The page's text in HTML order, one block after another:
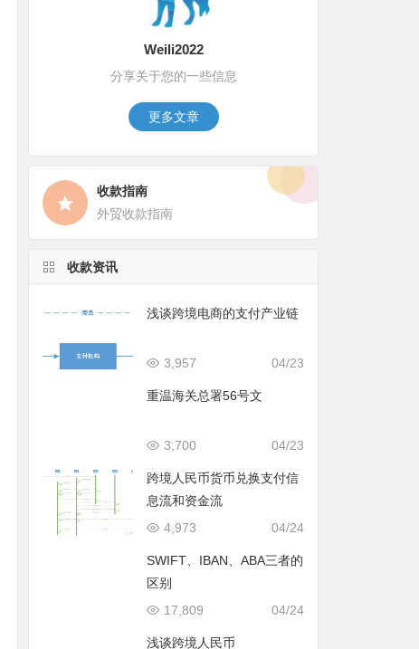
Weili2022
分享关于您的一些信息
更多文章
收款指南
外贸收款指南
收款资讯
浅谈跨境电商的支付产业链
04/23
3,957
重温海关总署56号文
04/23
3,700
跨境人民币货币兑换支付信
息流和资金流
04/24
4,973
SWIFT、IBAN、ABA三者的
区别
04/24
17,809
浅谈跨境人民币